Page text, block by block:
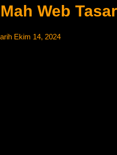
Web
Ekim 14, 2024